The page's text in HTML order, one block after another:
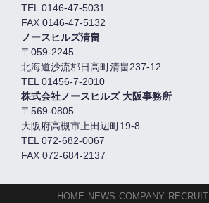
TEL 0146-47-5031
FAX 0146-47-5132
ノースヒルズ清畠
〒059-2245
北海道沙流郡日高町清畠237-12
TEL 01456-7-2010
株式会社ノースヒルズ 大阪事務所
〒569-0805
大阪府高槻市上田辺町19-8
TEL 072-682-0067
FAX 072-684-2137
HOME NEWS COMPANY RECRUIT